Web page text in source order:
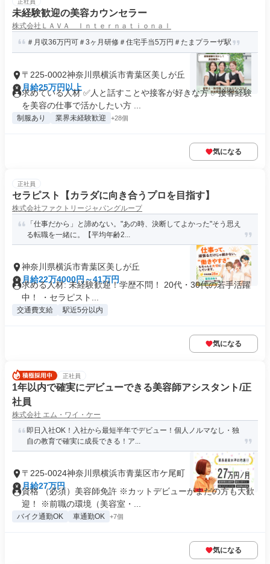
正社員
未経験歓迎の美容カウンセラー
株式会社ＬＡＶＡ Ｉｎｔｅｒｎａｔｉｏｎａｌ
＃月収36万円可＃3ヶ月研修＃住宅手当5万円＃たまプラーザ駅
〒225-0002神奈川県横浜市青葉区美しが丘
月給25万円以上
求めている人材 ✅人と話すことや接客が好きな方 ✅接客経験
を美容の仕事で活かしたい方 ...
制服あり 業界未経験歓迎 +28個
気になる
正社員
セラピスト【カラダに向き合うプロを目指す】
株式会社ファクトリージャパングループ
「仕事だから」と諦めない。"あの時、決断してよかった"そう思え
る転職を一緒に。【平均年齢2...
神奈川県横浜市青葉区美しが丘
月給22万4000円～41万円
求める人材: 未経験歓迎！学歴不問！ 20代・30代の若手活躍
中！ ・セラピスト...
交通費支給 駅近5分以内
気になる
正社員
1年以内で確実にデビューできる美容師アシスタント/正
社員
株式会社 エム・ワイ・ケー
即日入社OK！入社から最短半年でデビュー！個人ノルマなし・独
自の教育で確実に成長できる！ア...
〒225-0024神奈川県横浜市青葉区市ケ尾町
月給27万円
資格 （必須）美容師免許 ※カットデビューがまだの方も大歓
迎！ ※前職の環境（美容室・...
バイク通勤OK 車通勤OK +7個
気になる